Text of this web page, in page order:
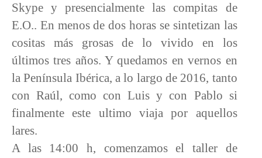
Skype y presencialmente las compitas de
E.O.. En menos de dos horas se sintetizan las
cositas más grosas de lo vivido en los
últimos tres años. Y quedamos en vernos en
la Península Ibérica, a lo largo de 2016, tanto
con Raúl, como con Luis y con Pablo si
finalmente este ultimo viaja por aquellos
lares.
A las 14:00 h, comenzamos el taller de